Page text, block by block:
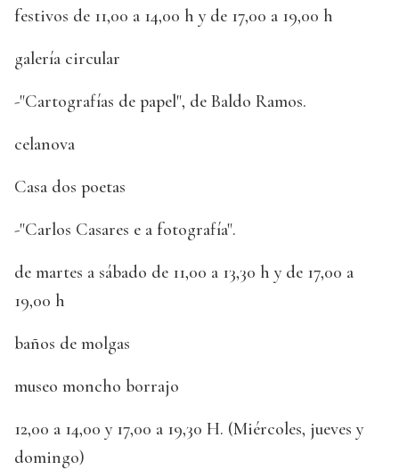
festivos de 11,00 a 14,00 h y de 17,00 a 19,00 h
galería circular
-"Cartografías de papel", de Baldo Ramos.
celanova
Casa dos poetas
-"Carlos Casares e a fotografía".
de martes a sábado de 11,00 a 13,30 h y de 17,00 a
19,00 h
baños de molgas
museo moncho borrajo
12,00 a 14,00 y 17,00 a 19,30 H. (Miércoles, jueves y
domingo)